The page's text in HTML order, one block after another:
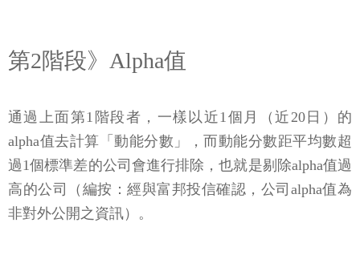
第2階段》Alpha值
通過上面第1階段者，一樣以近1個月（近20日）的
alpha值去計算「動能分數」，而動能分數距平均數超
過1個標準差的公司會進行排除，也就是剔除alpha值過
高的公司（編按：經與富邦投信確認，公司alpha值為
非對外公開之資訊）。